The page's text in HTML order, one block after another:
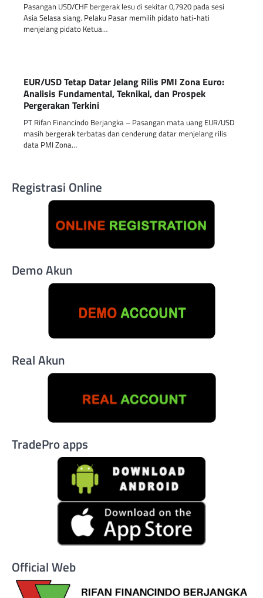
Pasangan USD/CHF bergerak lesu di sekitar 0,7920 pada sesi
Asia Selasa siang. Pelaku Pasar memilih pidato hati-hati
menjelang pidato Ketua…
EUR/USD Tetap Datar Jelang Rilis PMI Zona Euro:
Analisis Fundamental, Teknikal, dan Prospek
Pergerakan Terkini
PT Rifan Financindo Berjangka – Pasangan mata uang EUR/USD
masih bergerak terbatas dan cenderung datar menjelang rilis
data PMI Zona…
Registrasi Online
Demo Akun
Real Akun
TradePro apps
Official Web